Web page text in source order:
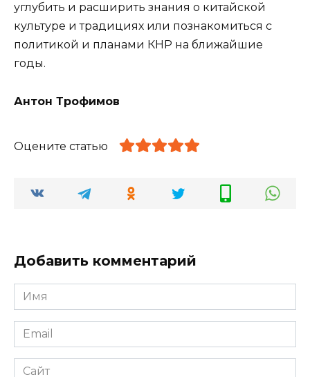
углубить и расширить знания о китайской
культуре и традициях или познакомиться с
политикой и планами КНР на ближайшие
годы.
Антон Трофимов
Оцените статью
Добавить комментарий
Имя
*
Email
*
Сайт